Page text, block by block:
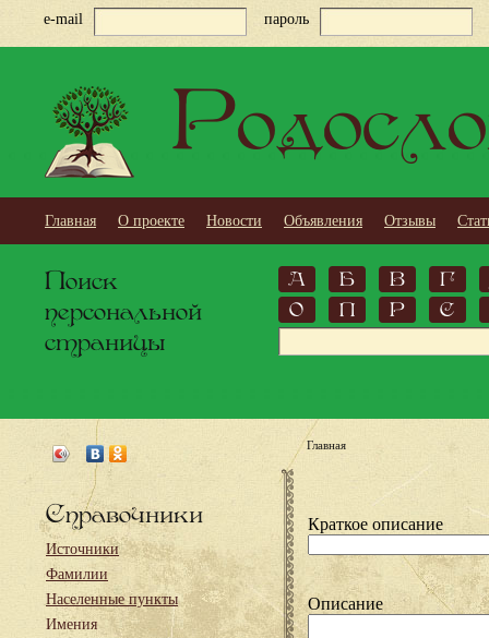
e-mail пароль
Главная О проекте Новости Объявления Отзывы
Поиск
персональной
страницы
А Б В
Г
О
П Р С
Справочники
Источники
Фамилии
Населенные пункты
Имения
Главная
Краткое описание
Описание